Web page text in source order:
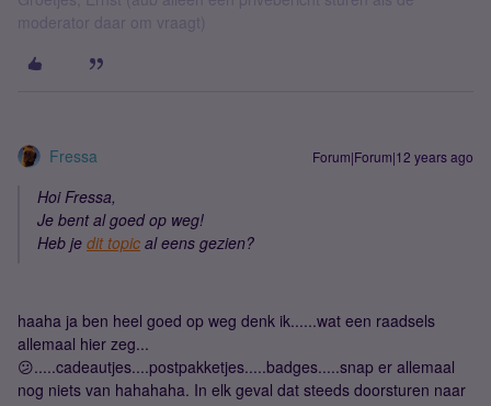
moderator daar om vraagt)
Fressa Forum|Forum|12 years ago
Hoi Fressa,
Je bent al goed op weg!
Heb je dit topic al eens gezien?
haaha ja ben heel goed op weg denk ik......wat een raadsels
allemaal hier zeg...
😕.....cadeautjes....postpakketjes.....badges.....snap er allemaal
nog niets van hahahaha. In elk geval dat steeds doorsturen naar